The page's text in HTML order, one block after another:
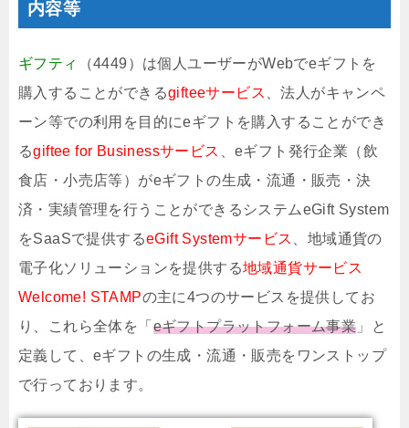
内容等
ギフティ
（4449）は個人ユーザーがWebでeギフトを
購入することができるgifteeサービス
、法人がキャンペ
ーン等での利用を目的にeギフトを購入することができ
るgiftee for Businessサービス
、eギフト発行企業（飲
食店・小売店等）がeギフトの生成・流通・販売・決
済・実績管理を行うことができるシステムeGift System
をSaaSで提供するeGift Systemサービス
、地域通貨の
電子化ソリューションを提供する地域通貨サービス
Welcome! STAMPの主に4つのサービスを提供してお
り、これら全体を「 eギフトプラットフォーム事業 」と
定義して、eギフトの生成・流通・販売をワンストップ
で行っております。